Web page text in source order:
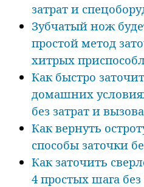
затрат и
Зубчатый нож
простой метод
хитрых
Как быстро
домашних
без затрат и
Как вернуть
способы заточки
Как заточить
4 простых шага